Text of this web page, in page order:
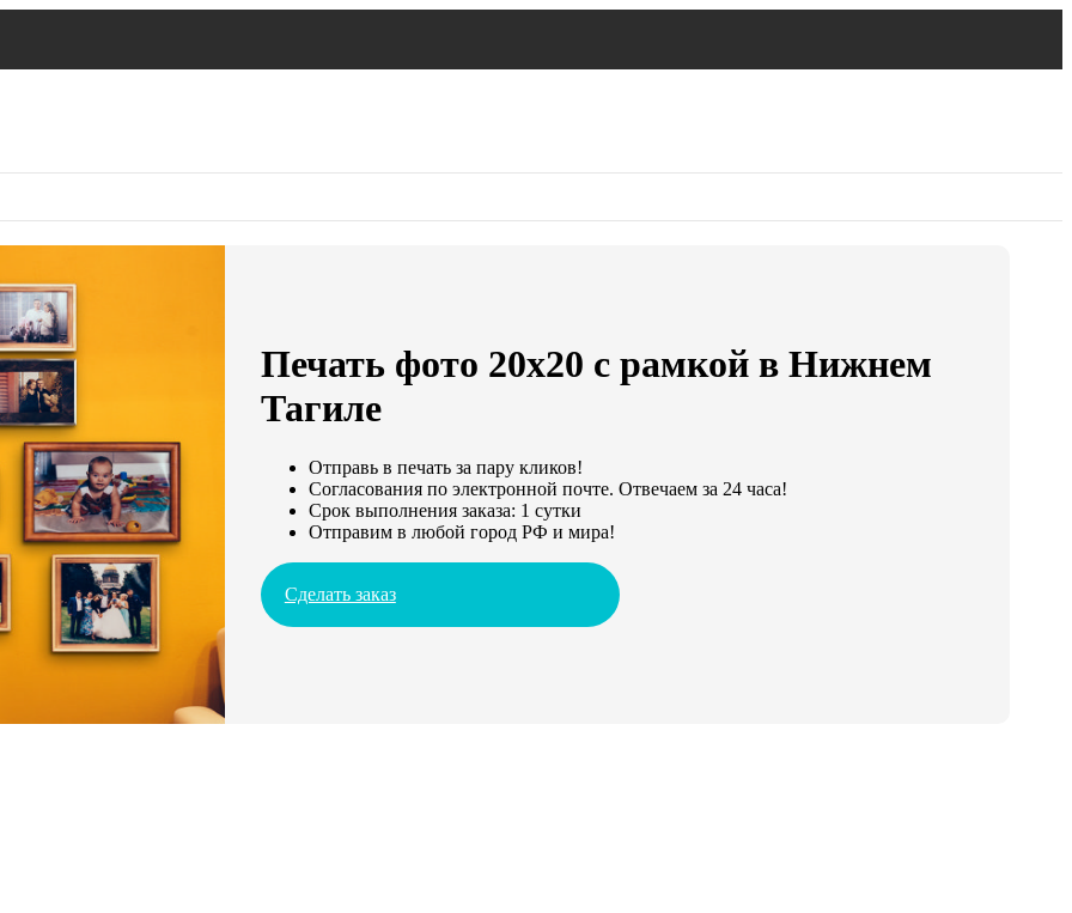
Печать фото 20х20 с рамкой в Нижнем
Тагиле
Отправь в печать за пару кликов!
Согласования по электронной почте. Отвечаем за 24 часа!
Срок выполнения заказа: 1 сутки
Отправим в любой город РФ и мира!
Сделать заказ